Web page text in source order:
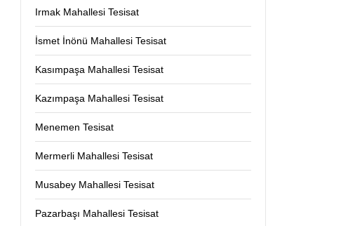
Irmak Mahallesi Tesisat
İsmet İnönü Mahallesi Tesisat
Kasımpaşa Mahallesi Tesisat
Kazımpaşa Mahallesi Tesisat
Menemen Tesisat
Mermerli Mahallesi Tesisat
Musabey Mahallesi Tesisat
Pazarbaşı Mahallesi Tesisat